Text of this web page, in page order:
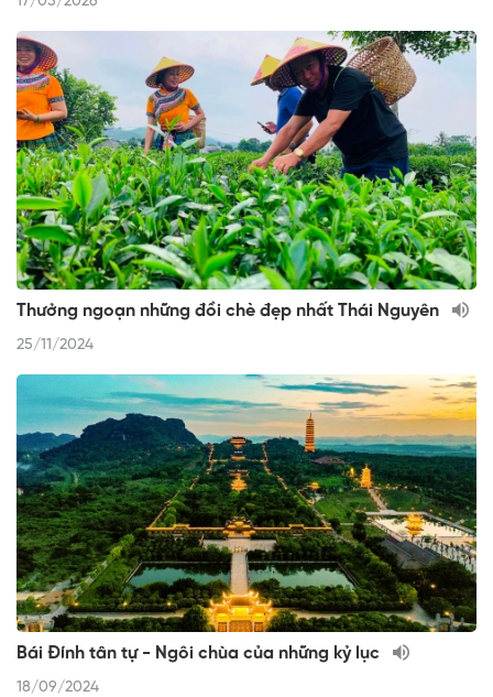
Thưởng ngoạn những đồi chè đẹp nhất Thái Nguyên
25/11/2024
Bái Đính tân tự - Ngôi chùa của những kỷ lục
18/09/2024